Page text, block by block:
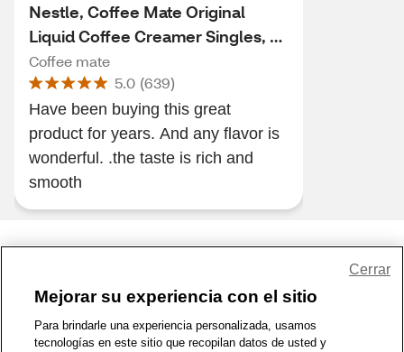
Nestle, Coffee Mate Original
Liquid Coffee Creamer Singles, 24
Count
Coffee mate
5.0 (639)
Have been buying this great
product for years. And any flavor is
wonderful. .the taste is rich and
smooth
1-800-679-9691 | Contáctenos | Términos de Uso | Accesibilidad
Política de Privacidad | WA Privacy Policy | Mapa del sitio
Mejorar su experiencia con el sitio
Para brindarle una experiencia personalizada, usamos
tecnologías en este sitio que recopilan datos de usted y
Cerrar